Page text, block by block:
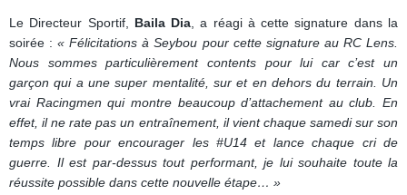
Le Directeur Sportif, Baila Dia , a réagi à cette signature dans la
soirée :« Félicitations à Seybou pour cette signature au RC Lens.
Nous sommes particulièrement contents pour lui car c’est un
garçon qui a une super mentalité, sur et en dehors du terrain. Un
vrai Racingmen qui montre beaucoup d’attachement au club. En
effet, il ne rate pas un entraînement, il vient chaque samedi sur son
temps libre pour encourager les #U14 et lance chaque cri de
guerre. Il est par-dessus tout performant, je lui souhaite toute la
réussite possible dans cette nouvelle étape… »